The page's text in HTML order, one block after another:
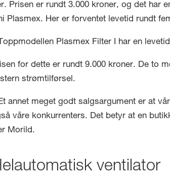
Prisen er rundt 3.000 kroner, og det har
Plasmex. Her er forventet levetid rundt
Plasmex Filter I har en
for dette er rundt 9.000 kroner. De to
strømtilførsel.
annet meget godt salgsargument er at
våre konkurrenters. Det betyr at en
Morild.
ventilator